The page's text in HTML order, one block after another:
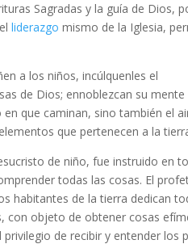
Sagradas y la guía de Dios,
liderazgo mismo de la Iglesia,
a los niños, incúlquenles el
de Dios; ennoblezcan su mente
que caminan, sino también el
que pertenecen a la
de niño, fue instruido en
todas las cosas. El
habitantes de la tierra dedican
con objeto de obtener cosas
de recibir y entender los